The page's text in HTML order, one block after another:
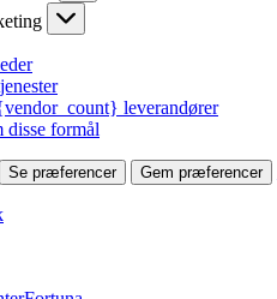
leverandører
disse formål
Se præferencer Gem præferencer